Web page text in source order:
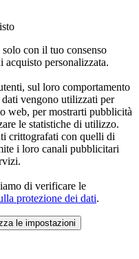
con il tuo consenso
personalizzata.
sul loro comportamento
vengono utilizzati per
web, per mostrarti pubblicità
le statistiche di utilizzo.
crittografati con quelli di
i loro canali pubblicitari
di verificare le
protezione dei dati.
le impostazioni